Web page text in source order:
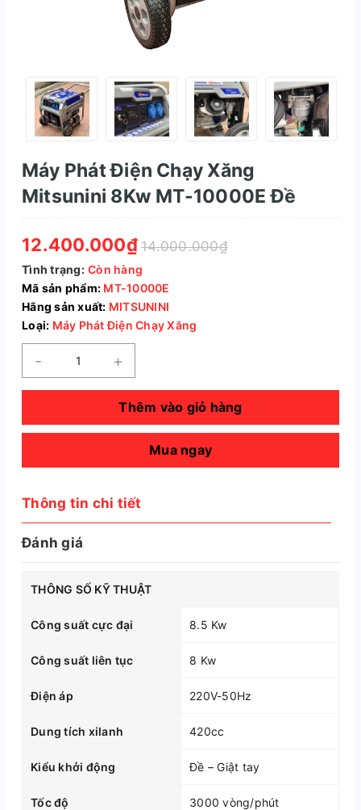
Máy Phát Điện Chạy Xăng
Mitsunini 8Kw MT-10000E Đề
12.400.000₫ 14.000.000₫
Tình trạng: Còn hàng
Mã sản phẩm: MT-10000E
Hãng sản xuất: MITSUNINI
Loại: Máy Phát Điện Chạy Xăng
- +
Thêm vào giỏ hàng
Mua ngay
Thông tin chi tiết
Đánh giá
THÔNG SỐ KỸ THUẬT
Công suất cực đại 8.5 Kw
Công suất liên tục 8 Kw
Điện áp 220V-50Hz
Dung tích xilanh 420cc
Kiểu khởi động Đề – Giật tay
Tốc độ 3000 vòng/phút